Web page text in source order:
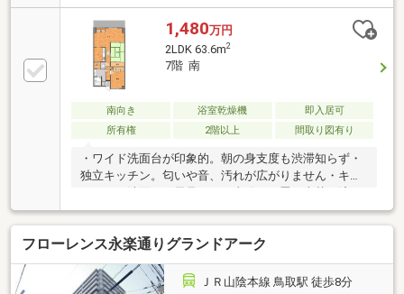
1,480万円
2LDK 63.6m2
7階 南
南向き 浴室乾燥機
即入居可
所有権
2階以上 間取り図有り
・ワイド洗面台が印象的。朝の身支度も渋滞知らず・
独立キッチン。匂いや音、汚れが広がりません・キッ
です。※ペット不可です
フローレンス永楽通りグランドアーク
ＪＲ山陰本線 鳥取駅 徒歩8分